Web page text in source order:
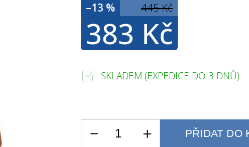
445 Kč
–13 %
383 Kč
SKLADEM (EXPEDICE DO 3 DNŮ)
PŘIDAT DO